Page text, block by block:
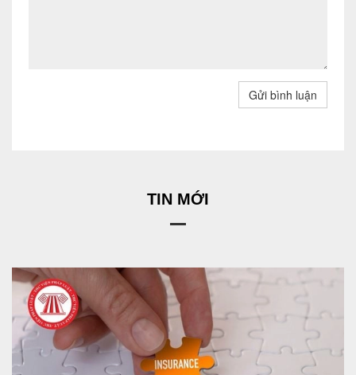
Gửi bình luận
TIN MỚI